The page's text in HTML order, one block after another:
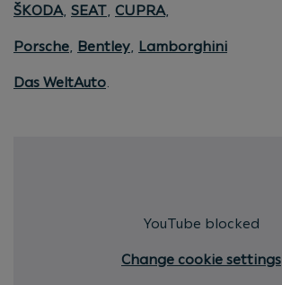
ŠKODA SEAT CUPRA
Porsche Bentley Lamborghini
Das WeltAuto
YouTube blocked
Change cookie settings